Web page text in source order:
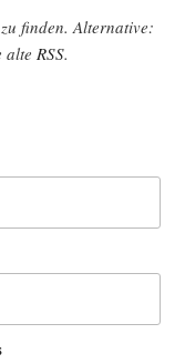
fin­den. Alter­na­ti­ve:
alte RSS.